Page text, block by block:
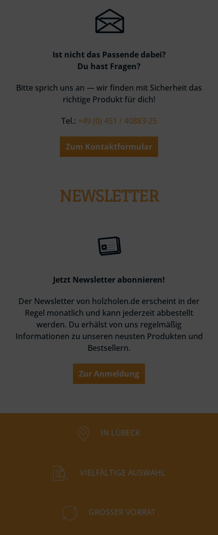
Ist nicht das Passende dabei?
Du hast Fragen?
Bitte sprich uns an — wir finden mit Sicherheit das
richtige Produkt für dich!
Tel.: +49 (0) 451 / 40883-25
Zum Kontaktformular
NEWSLETTER
Jetzt Newsletter abonnieren!
Der Newsletter von holzholen.de erscheint in der
Regel monatlich und kann jederzeit abbestellt
werden. Du erhälst von uns regelmäßig
Informationen zu unseren neusten Produkten und
Bestsellern.
Zur Anmeldung
IN LÜBECK
VIELFÄLTIGE AUSWAHL
GROSSER VORRAT